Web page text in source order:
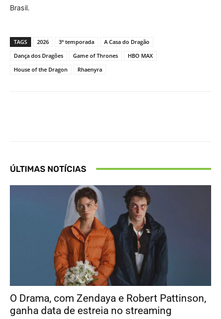
Brasil.
TAGS 2026 3ª temporada
A Casa do Dragão
Dança dos Dragões
Game of Thrones
HBO MAX
House of the Dragon
Rhaenyra
ÚLTIMAS NOTÍCIAS
O Drama, com Zendaya e Robert Pattinson,
ganha data de estreia no streaming